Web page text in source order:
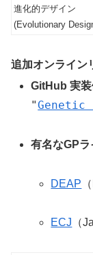
進化的デザイン
(Evolutionary
追加オンライン
GitHub 実装
"Genetic
有名なGPラ
DEAP
ECJ （